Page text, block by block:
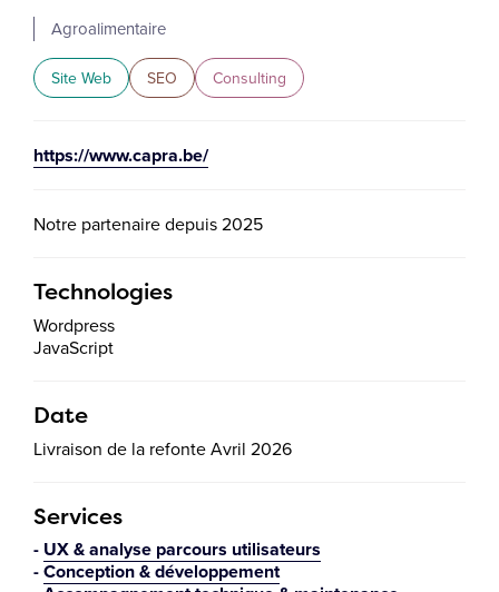
Agroalimentaire
Site Web SEO Consulting
https://www.capra.be/
Notre partenaire depuis 2025
Technologies
Wordpress
JavaScript
Date
Livraison de la refonte Avril 2026
Services
UX & analyse parcours utilisateurs
Conception & développement